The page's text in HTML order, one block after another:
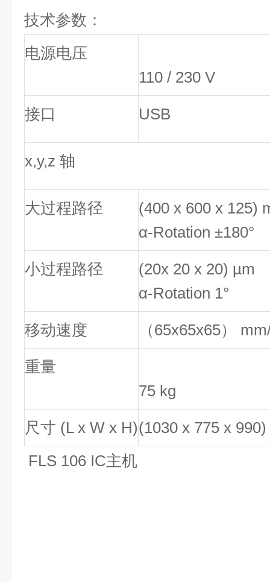
技术参数：
电源电压
110 / 230 V
接口 USB
x,y,z 轴
大过程路径
(400 x 600 x 125)
α-Rotation ±180°
小过程路径
(20x 20 x 20) µm
α-Rotation 1°
移动速度 （65x65x65）
重量
75 kg
尺寸 (L x W x H)(1030 x 775 x
FLS 106 IC主机